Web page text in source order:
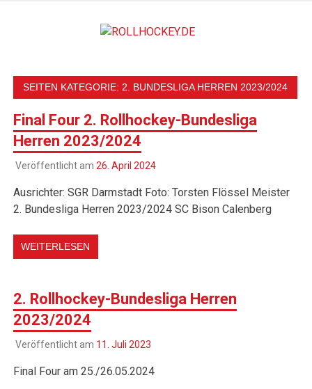
SEITEN KATEGORIE: 2. BUNDESLIGA HERREN 2023/2024
Final Four 2. Rollhockey-Bundesliga
Herren 2023/2024
Veröffentlicht am 26. April 2024
Ausrichter: SGR Darmstadt Foto: Torsten Flössel Meister
2. Bundesliga Herren 2023/2024 SC Bison Calenberg
WEITERLESEN
2. Rollhockey-Bundesliga Herren
2023/2024
Veröffentlicht am 11. Juli 2023
Final Four am 25./26.05.2024